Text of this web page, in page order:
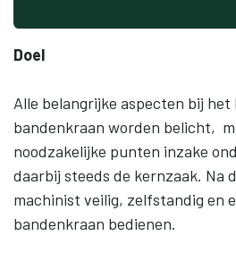
Doel
Alle belangrijke aspecten bij
bandenkraan worden belicht,
noodzakelijke punten inzake
daarbij steeds de kernzaak. Na
machinist veilig, zelfstandig en
bandenkraan bedienen.